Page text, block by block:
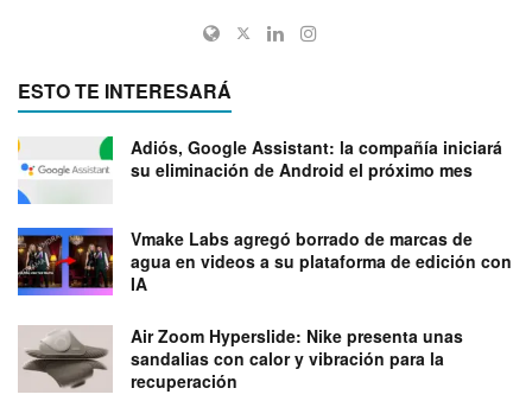
ESTO TE INTERESARÁ
Adiós, Google Assistant: la compañía iniciará
su eliminación de Android el próximo mes
Vmake Labs agregó borrado de marcas de
agua en videos a su plataforma de edición con
IA
Air Zoom Hyperslide: Nike presenta unas
sandalias con calor y vibración para la
recuperación